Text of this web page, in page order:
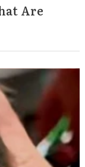
Are